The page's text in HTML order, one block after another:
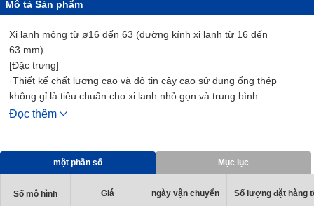
Mô tả Sản phẩm
Xi lanh mỏng từ ø16 đến 63 (đường kính xi lanh từ 16 đến
63 mm).
[Đặc trưng]
·Thiết kế chất lượng cao và độ tin cậy cao sử dụng ống thép
không gỉ là tiêu chuẩn cho xi lanh nhỏ gọn và trung bình
· Một loạt các dòng sản phẩm gồm 21 biến thể trong tất cả
·Sử dụng bao bì pít-tông bền
· Công tắc Cảm Biến có thể được trang bị thêm
· Độ chính xác lắp đặt cao và công việc lắp đặt dễ dàng
Đọc thêm
một phần số Mục lục
Số mô hình Giá ngày vận chuyển Số lượng đặt hàng